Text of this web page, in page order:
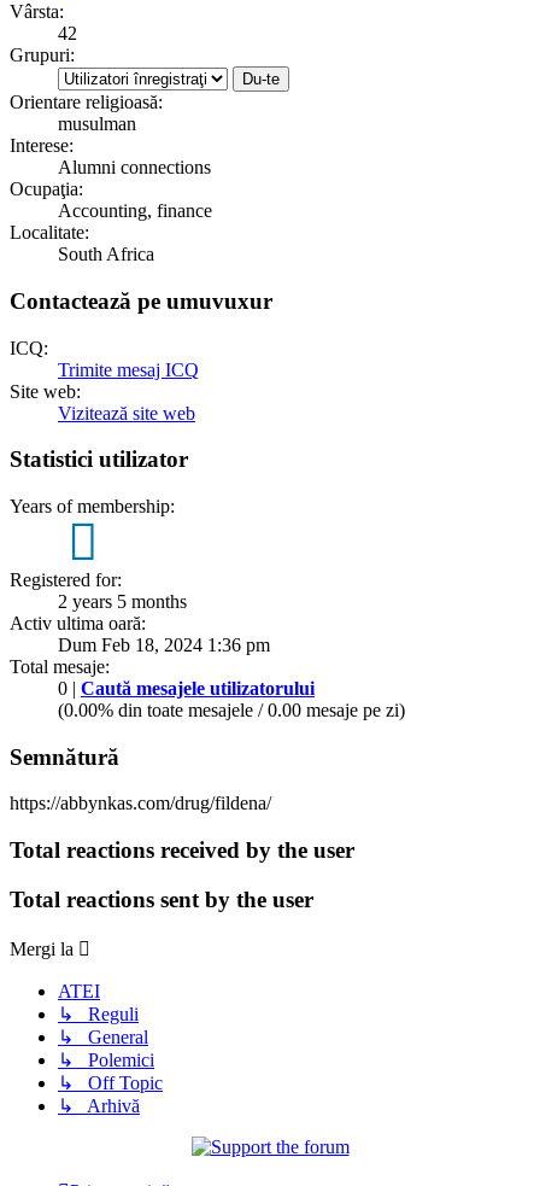
Vârsta:
42
Grupuri:
Orientare religioasă:
musulman
Interese:
Alumni connections
Ocupaţia:
Accounting, finance
Localitate:
South Africa
Contactează pe umuvuxur
ICQ:
Trimite mesaj ICQ
Site web:
Vizitează site web
Statistici utilizator
Years of membership:
Registered for:
2 years 5 months
Activ ultima oară:
Dum Feb 18, 2024 1:36 pm
Total mesaje:
0 | Caută mesajele utilizatorului
(0.00% din toate mesajele / 0.00 mesaje pe zi)
Semnătură
https://abbynkas.com/drug/fildena/
Total reactions received by the user
Total reactions sent by the user
Mergi la
ATEI
↳ Reguli
↳ General
↳ Polemici
↳ Off Topic
↳ Arhivă